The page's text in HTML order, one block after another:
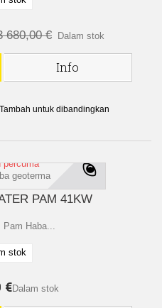
680,00 € Dalam stok
Info
Tambah untuk dibandingkan
percuma
PAM 41KW
Pam Haba...
stok
€Dalam stok